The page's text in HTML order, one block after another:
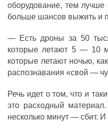
оборудование, тем лучше
больше шансов выжить и
— Есть дроны за 50
которые летают 5 — 10
которые летают ночью,
распознавания «свой —
Речь идет о том, что и
это расходный
несколько минут — сбит.